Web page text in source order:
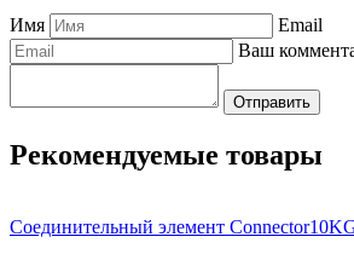
Имя
Email
Ваш
Отправить
Рекомендуемые товары
Соединительный элемент